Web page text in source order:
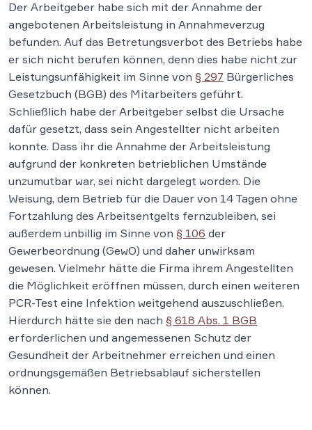
Der Arbeitgeber habe sich mit der Annahme der
angebotenen Arbeitsleistung in Annahmeverzug
befunden. Auf das Betretungsverbot des Betriebs habe
er sich nicht berufen können, denn dies habe nicht zur
Leistungsunfähigkeit im Sinne von § 297 Bürgerliches
Gesetzbuch (BGB) des Mitarbeiters geführt.
Schließlich habe der Arbeitgeber selbst die Ursache
dafür gesetzt, dass sein Angestellter nicht arbeiten
konnte. Dass ihr die Annahme der Arbeitsleistung
aufgrund der konkreten betrieblichen Umstände
unzumutbar war, sei nicht dargelegt worden. Die
Weisung, dem Betrieb für die Dauer von 14 Tagen ohne
Fortzahlung des Arbeitsentgelts fernzubleiben, sei
außerdem unbillig im Sinne von § 106 der
Gewerbeordnung (GewO) und daher unwirksam
gewesen. Vielmehr hätte die Firma ihrem Angestellten
die Möglichkeit eröffnen müssen, durch einen weiteren
PCR-Test eine Infektion weitgehend auszuschließen.
Hierdurch hätte sie den nach § 618 Abs. 1 BGB
erforderlichen und angemessenen Schutz der
Gesundheit der Arbeitnehmer erreichen und einen
ordnungsgemäßen Betriebsablauf sicherstellen
können.